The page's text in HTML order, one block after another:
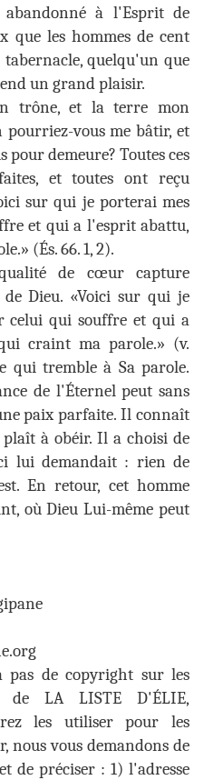
à l'Esprit de
que les hommes de cent
quelqu'un que
un grand plaisir.
trône, et la terre mon
pourriez-vous me bâtir, et
demeure? Toutes ces
et toutes ont reçu
sur qui je porterai mes
et qui a l'esprit abattu,
(És. 66. 1, 2).
de cœur capture
Dieu. «Voici sur qui je
celui qui souffre et qui a
craint ma parole.» (v.
qui tremble à Sa parole.
de l'Éternel peut sans
paix parfaite. Il connaît
plaît à obéir. Il a choisi de
lui demandait : rien de
En retour, cet homme
où Dieu Lui-même peut
de copyright sur les
de LA LISTE D'ÉLIE,
les utiliser pour les
nous vous demandons de
de préciser : 1) l'adresse